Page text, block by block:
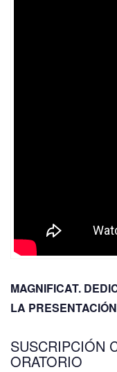
MAGNIFICAT.
LA
SUSCRIPCIÓN
ORATORIO